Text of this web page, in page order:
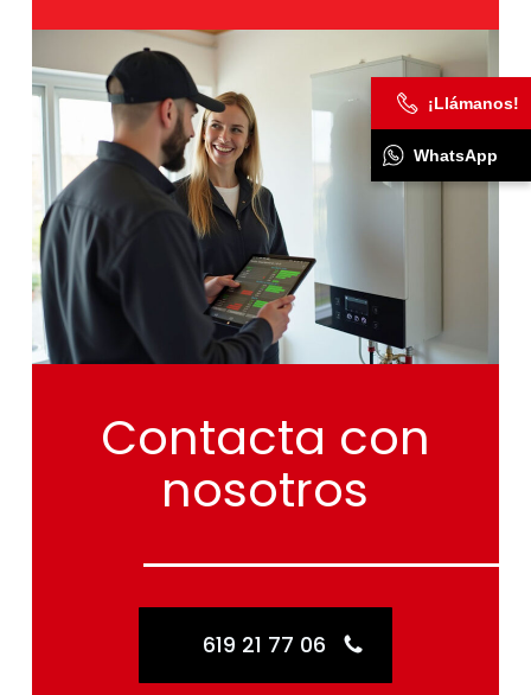
Contacta con
nosotros
619 21 77 06
¡Llámanos!
WhatsApp